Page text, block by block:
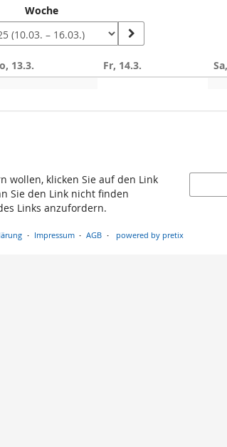
Woche
13.3. Fr, 14.3.
wollen, klicken Sie auf den Link
Sie den Link nicht finden
Links anzufordern.
Impressum AGB powered by pretix